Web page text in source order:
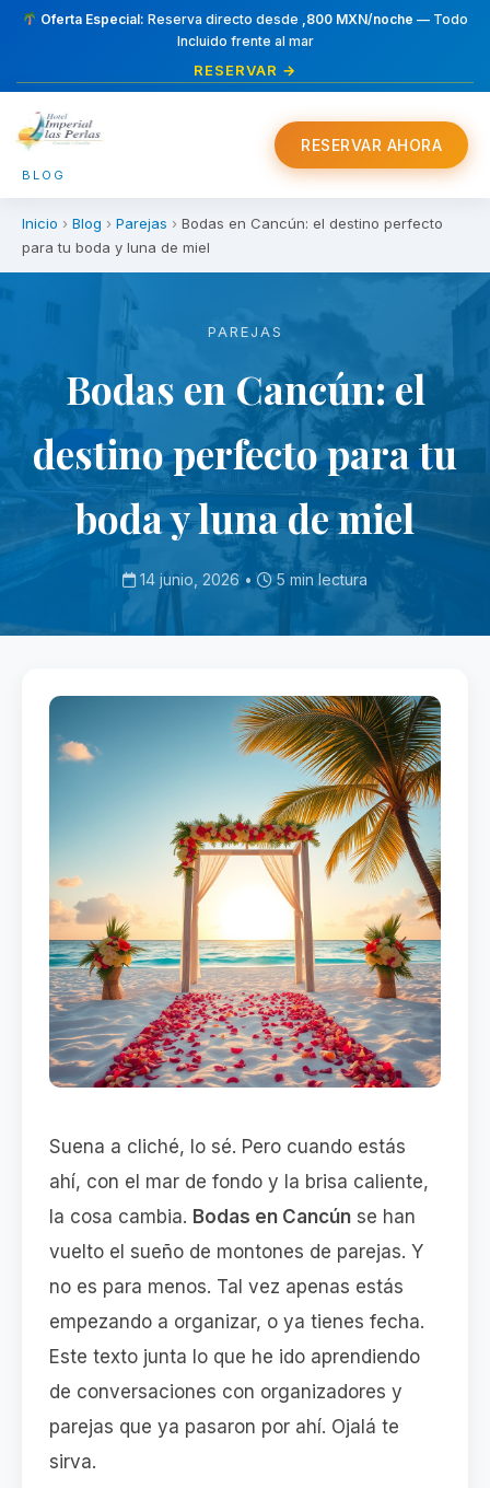
Oferta Especial: Reserva directo desde ,800 MXN/noche — Todo
Incluido frente al mar
RESERVAR →
BLOG
RESERVAR AHORA
Inicio › Blog › Parejas › Bodas en Cancún: el destino perfecto
para tu boda y luna de miel
PAREJAS
Bodas en Cancún: el
destino perfecto para tu
boda y luna de miel
14 junio, 2026 • 5 min lectura
Suena a cliché, lo sé. Pero cuando estás
ahí, con el mar de fondo y la brisa caliente,
la cosa cambia. Bodas en Cancún se han
vuelto el sueño de montones de parejas. Y
no es para menos. Tal vez apenas estás
empezando a organizar, o ya tienes fecha.
Este texto junta lo que he ido aprendiendo
de conversaciones con organizadores y
parejas que ya pasaron por ahí. Ojalá te
sirva.